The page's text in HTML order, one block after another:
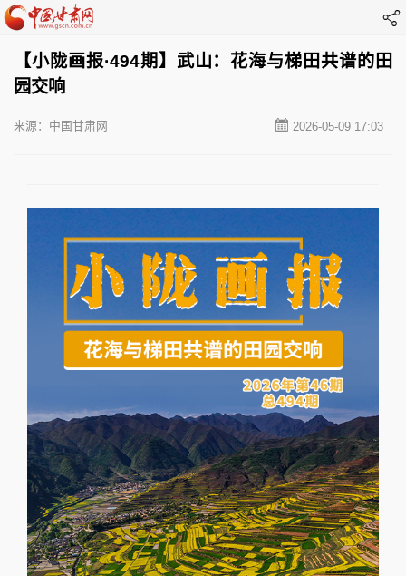
【小陇画报·494期】武山：花海与梯田共谱的田
园交响
2026-05-09 17:03
来源：中国甘肃网